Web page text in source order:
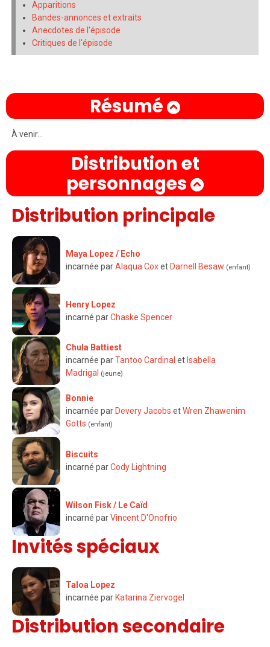
Apparitions
Bandes-annonces et extraits
Anecdotes de l'épisode
Critiques de l'épisode
Résumé
À venir...
Distribution et
personnages
Distribution principale
Maya Lopez / Echo
incarnée parAlaqua Coxet Darnell Besaw (enfant)
Henry Lopez
incarné parChaske Spencer
Chula Battiest
incarnée parTantoo Cardinal et Isabella
Madrigal (jeune)
Bonnie
incarnée par Devery Jacobs etWren Zhawenim
Gotts (enfant)
Biscuits
incarné parCody Lightning
Wilson Fisk / Le Caïd
incarné parVincent D'Onofrio
Invités spéciaux
Taloa Lopez
incarnée par Katarina Ziervogel
Distribution secondaire